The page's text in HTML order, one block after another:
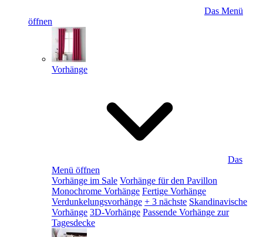
Das Menü
öffnen
Vorhänge
Das
Menü öffnen
Vorhänge im Sale Vorhänge für den Pavillon
Monochrome Vorhänge Fertige Vorhänge
Verdunkelungsvorhänge + 3 nächste Skandinavische
Vorhänge 3D-Vorhänge Passende Vorhänge zur
Tagesdecke